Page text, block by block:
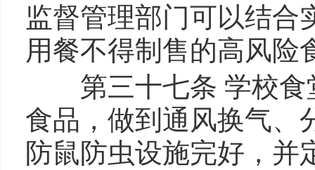
监督管理部门可以结合
用餐不得制售的高风险
第三十七条 学校食
食品，做到通风换气、
防鼠防虫设施完好，并